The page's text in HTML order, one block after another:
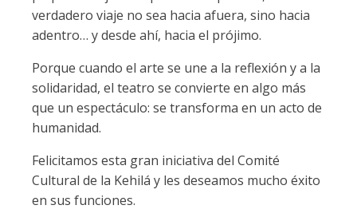
verdadero viaje no sea hacia afuera, sino hacia
adentro… y desde ahí, hacia el prójimo.
Porque cuando el arte se une a la reflexión y a la
solidaridad, el teatro se convierte en algo más
que un espectáculo: se transforma en un acto de
humanidad.
Felicitamos esta gran iniciativa del Comité
Cultural de la Kehilá y les deseamos mucho éxito
en sus funciones.